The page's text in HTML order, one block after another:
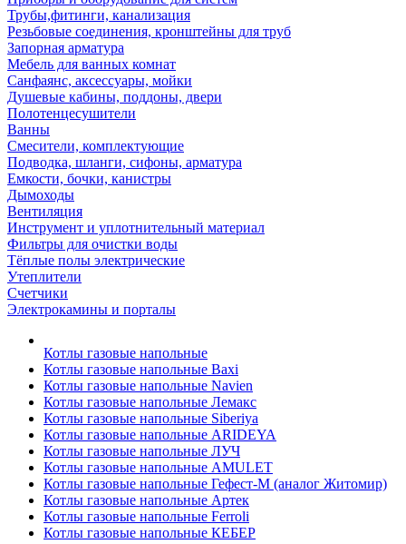
Трубы,фитинги, канализация
Резьбовые соединения, кронштейны для труб
Запорная арматура
Мебель для ванных комнат
Санфаянс, аксессуары, мойки
Душевые кабины, поддоны, двери
Полотенцесушители
Ванны
Смесители, комплектующие
Подводка, шланги, сифоны, арматура
Емкости, бочки, канистры
Дымоходы
Вентиляция
Инструмент и уплотнительный материал
Фильтры для очистки воды
Тёплые полы электрические
Утеплители
Счетчики
Электрокамины и порталы
Котлы газовые напольные
Котлы газовые напольные Baxi
Котлы газовые напольные Navien
Котлы газовые напольные Лемакс
Котлы газовые напольные Siberiya
Котлы газовые напольные ARIDEYA
Котлы газовые напольные ЛУЧ
Котлы газовые напольные AMULET
Котлы газовые напольные Гефест-М (аналог Житомир)
Котлы газовые напольные Артек
Котлы газовые напольные Ferroli
Котлы газовые напольные КЕБЕР